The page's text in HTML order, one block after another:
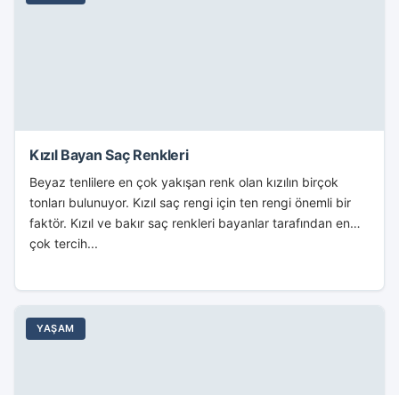
Kızıl Bayan Saç Renkleri
Beyaz tenlilere en çok yakışan renk olan kızılın birçok
tonları bulunuyor. Kızıl saç rengi için ten rengi önemli bir
faktör. Kızıl ve bakır saç renkleri bayanlar tarafından en
çok tercih...
YAŞAM